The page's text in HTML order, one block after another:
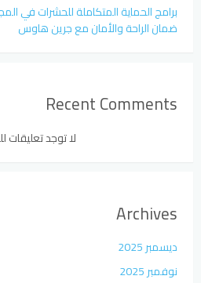
برامج الحماية المتكاملة للحشرات في
ضمان الراحة والأمان مع جرين هاوس
Recent Comments
لا توجد تعليقات
Archives
ديسمبر 2025
نوفمبر 2025